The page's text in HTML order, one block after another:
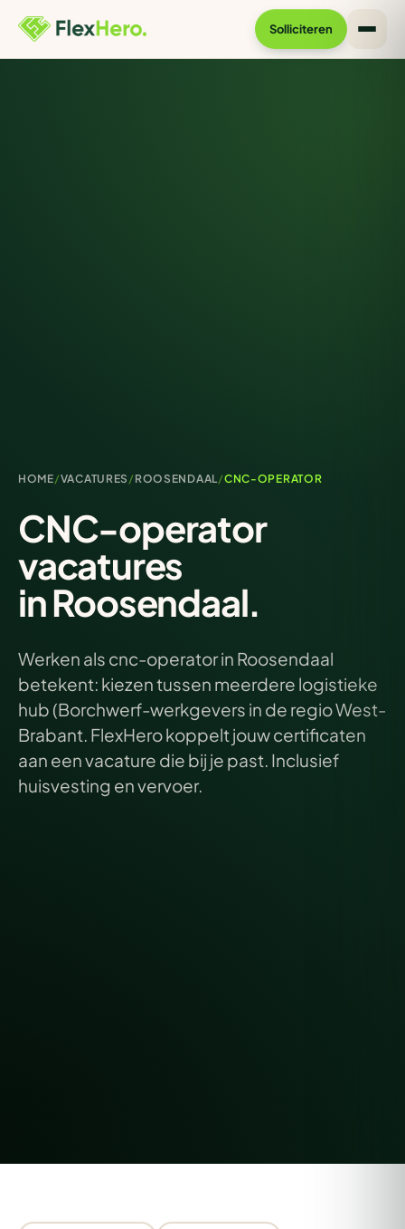
Solliciteren
HOME/VACATURES / ROOSENDAAL/CNC-OPERATOR
CNC-operator
vacatures
in Roosendaal.
Werken als cnc-operator in Roosendaal
betekent: kiezen tussen meerdere logistieke
hub (Borchwerf-werkgevers in de regio West-
Brabant. FlexHero koppelt jouw certificaten
aan een vacature die bij je past. Inclusief
huisvesting en vervoer.